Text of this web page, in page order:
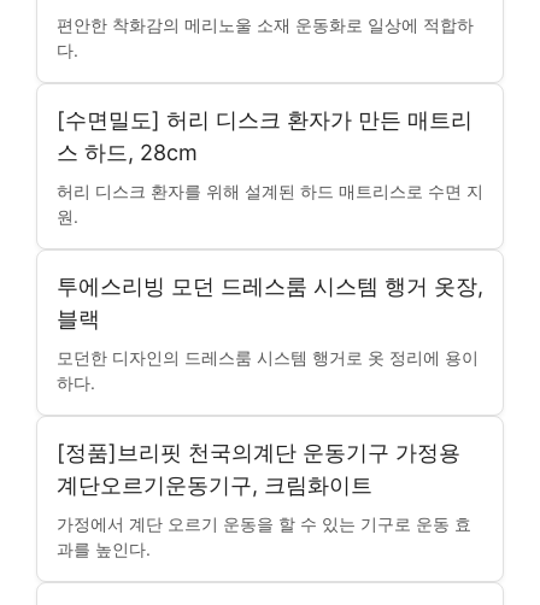
편안한 착화감의 메리노울 소재 운동화로 일상에 적합하
다.
[수면밀도] 허리 디스크 환자가 만든 매트리
스 하드, 28cm
허리 디스크 환자를 위해 설계된 하드 매트리스로 수면 지
원.
투에스리빙 모던 드레스룸 시스템 행거 옷장,
블랙
모던한 디자인의 드레스룸 시스템 행거로 옷 정리에 용이
하다.
[정품]브리핏 천국의계단 운동기구 가정용
계단오르기운동기구, 크림화이트
가정에서 계단 오르기 운동을 할 수 있는 기구로 운동 효
과를 높인다.